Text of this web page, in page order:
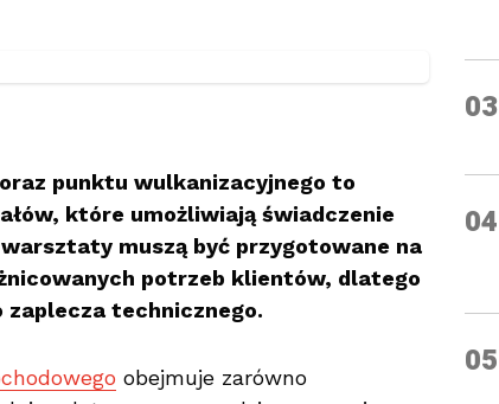
punktu wulkanizacyjnego to
które umożliwiają świadczenie
warsztaty muszą być przygotowane na
potrzeb klientów, dlatego
technicznego.
obejmuje zarówno
03
04
05